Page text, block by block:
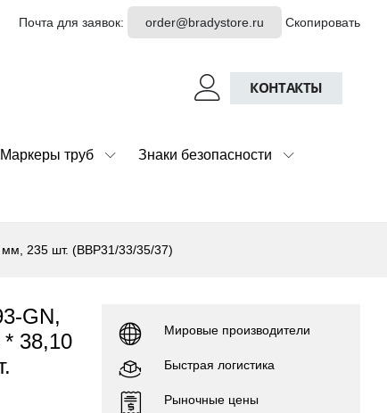
Почта для заявок: order@bradystore.ru Скопировать
КОНТАКТЫ
Маркеры труб Знаки безопасности
235 шт. (BBP31/33/35/37)
GN,
38,10
Мировые производители
Быстрая логистика
Рыночные цены